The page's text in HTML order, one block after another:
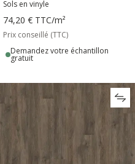
Sols en vinyle
74,20 € TTC/m²
Prix conseillé (TTC)
Demandez votre échantillon
gratuit